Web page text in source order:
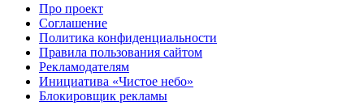
Про проект
Соглашение
Политика конфиденциальности
Правила пользования сайтом
Рекламодателям
Инициатива «Чистое небо»
Блокировщик рекламы